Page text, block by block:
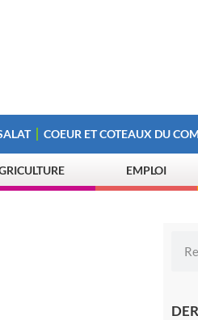
COEUR ET COTEAUX DU
EMPLOI